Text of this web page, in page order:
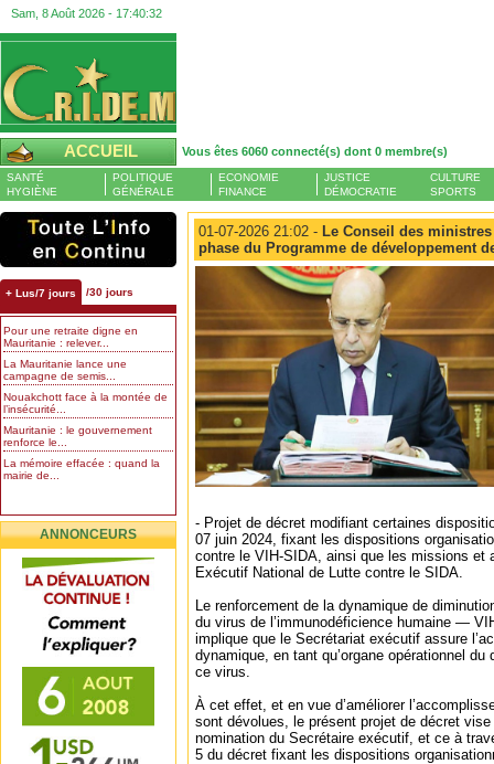
Sam, 8 Août 2026 - 17:40:33
ACCUEIL Vous êtes 6060 connecté(s) dont 0 membre(s)
SANTÉ
HYGIÈNE
POLITIQUE
GÉNÉRALE
ECONOMIE
FINANCE
JUSTICE
DÉMOCRATIE
CULTURE
SPORTS
+ Lus/7 jours /30 jours
Pour une retraite digne en
Mauritanie : relever...
La Mauritanie lance une
campagne de semis...
Nouakchott face à la montée de
l’insécurité...
Mauritanie : le gouvernement
renforce le...
La mémoire effacée : quand la
mairie de...
ANNONCEURS
01-07-2026 21:02 - Le Conseil des
phase du Programme de développement
‐ Projet de décret modifiant certaines
07 juin 2024, fixant les dispositions
contre le VIH-SIDA, ainsi que les missions et
Exécutif National de Lutte contre le SIDA.
Le renforcement de la dynamique de
du virus de l’immunodéficience humaine —
implique que le Secrétariat exécutif assure
dynamique, en tant qu’organe opérationnel
ce virus.
À cet effet, et en vue d’améliorer
sont dévolues, le présent projet de décret
nomination du Secrétaire exécutif, et ce à
5 du décret fixant les dispositions